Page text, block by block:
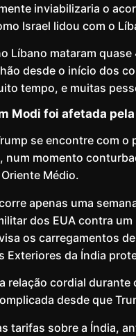
inviabilizaria o
Israel lidou com o
Líbano mataram
desde o início dos
tempo, e muitas
Modi foi afetada
se encontre com
momento
Médio.
apenas uma
dos EUA contra
os carregamentos
Exteriores da Índia
relação cordial
desde que
tarifas sobre a Índia,